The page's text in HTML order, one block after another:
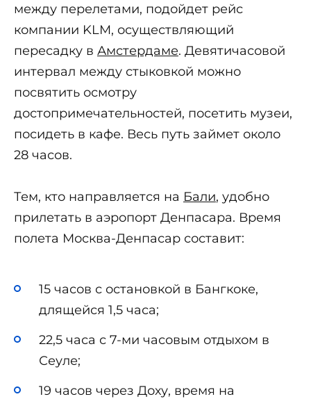
между перелетами, подойдет рейс
компании KLM, осуществляющий
пересадку в Амстердаме. Девятичасовой
интервал между стыковкой можно
посвятить осмотру
достопримечательностей, посетить музеи,
посидеть в кафе. Весь путь займет около
28 часов.
Тем, кто направляется на Бали, удобно
прилетать в аэропорт Денпасара. Время
полета Москва-Денпасар составит:
15 часов с остановкой в Бангкоке,
длящейся 1,5 часа;
22,5 часа с 7-ми часовым отдыхом в
Сеуле;
19 часов через Доху, время на